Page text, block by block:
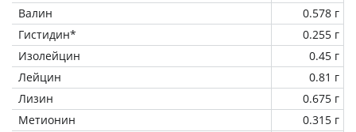
Валин
0.578 г
Гистидин*
0.255 г
Изолейцин
0.45 г
Лейцин
0.81 г
Лизин
0.675 г
Метионин
0.315 г